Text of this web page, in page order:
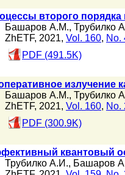
второго
Башаров А.М., Трубилко
ZhETF, 2021, Vol. 160, No.
PDF (491.5K)
излучение
Башаров А.М., Трубилко
ZhETF, 2021, Vol. 160, No.
PDF (300.9K)
квантовый
Трубилко А.И., Башаров